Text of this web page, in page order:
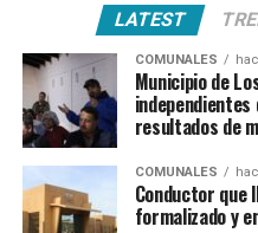
LATEST
COMUNALES
Municipio de
independientes
resultados de
COMUNALES
Conductor que
formalizado y